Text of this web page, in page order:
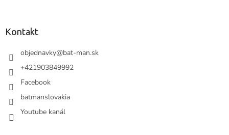
Kontakt
objednavky@bat-man.sk
+421903849992
Facebook
batmanslovakia
Youtube kanál